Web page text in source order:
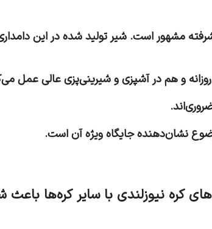
مشهور است. شیر تولید شده در این
و هم در آشپزی و شیرینی‌پزی عالی عمل
کره نیوزلندی با سایر کره‌ها